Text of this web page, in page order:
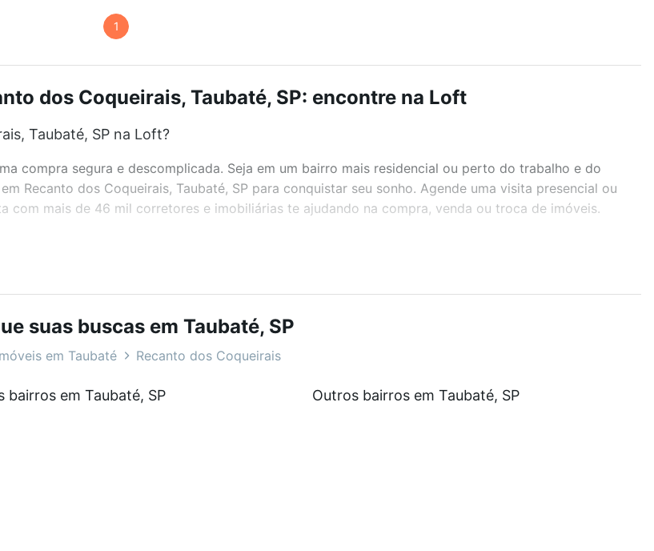
1
dos Coqueirais, Taubaté, SP: encontre na Loft
Taubaté, SP na Loft?
compra segura e descomplicada. Seja em um bairro mais residencial ou perto do trabalho e do
Recanto dos Coqueirais, Taubaté, SP para conquistar seu sonho. Agende uma visita presencial ou
com mais de 46 mil corretores e imobiliárias te ajudando na compra, venda ou troca de imóveis.
metragem e comodidades, como piscina, academia, salão de festas ou área verde e encontrar
você na Loft.
Taubaté, SP?
Recanto dos Coqueirais, Taubaté, SP que custam a partir de R$ 0 e com nossas opções de
Se ainda tem alguma dúvida dos custos envolvidos no processo de compra, veja em nosso
suas buscas em Taubaté, SP
em Taubaté Recanto dos Coqueirais
bairros em Taubaté, SP Outros bairros em Taubaté, SP